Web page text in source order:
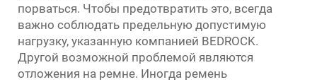
порваться. Чтобы предотвратить это, всегда
важно соблюдать предельную допустимую
нагрузку, указанную компанией BEDROCK.
Другой возможной проблемой являются
отложения на ремне. Иногда ремень